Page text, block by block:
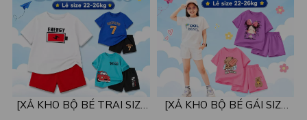
[XẢ KHO BỘ BÉ TRAI SIZE
[XẢ KHO BỘ BÉ GÁI SIZE